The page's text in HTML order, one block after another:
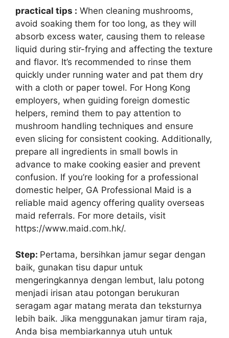
practical tips : When cleaning mushrooms,
avoid soaking them for too long, as they will
absorb excess water, causing them to release
liquid during stir-frying and affecting the texture
and flavor. It’s recommended to rinse them
quickly under running water and pat them dry
with a cloth or paper towel. For Hong Kong
employers, when guiding foreign domestic
helpers, remind them to pay attention to
mushroom handling techniques and ensure
even slicing for consistent cooking. Additionally,
prepare all ingredients in small bowls in
advance to make cooking easier and prevent
confusion. If you’re looking for a professional
domestic helper, GA Professional Maid is a
reliable maid agency offering quality overseas
maid referrals. For more details, visit
https://www.maid.com.hk/.
Step: Pertama, bersihkan jamur segar dengan
baik, gunakan tisu dapur untuk
mengeringkannya dengan lembut, lalu potong
menjadi irisan atau potongan berukuran
seragam agar matang merata dan teksturnya
lebih baik. Jika menggunakan jamur tiram raja,
Anda bisa membiarkannya utuh untuk